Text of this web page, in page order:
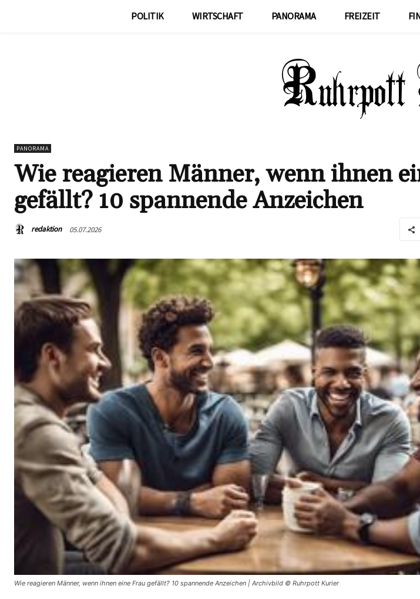
POLITIK WIRTSCHAFT PANORAMA FREIZEIT
PANORAMA
Wie reagieren Männer, wenn ihnen
gefällt? 10 spannende Anzeichen
redaktion 05.07.2026
Wie reagieren Männer, wenn ihnen eine Frau gefällt? 10 spannende Anzeichen | Archivbild © Ruhrpott Kurier